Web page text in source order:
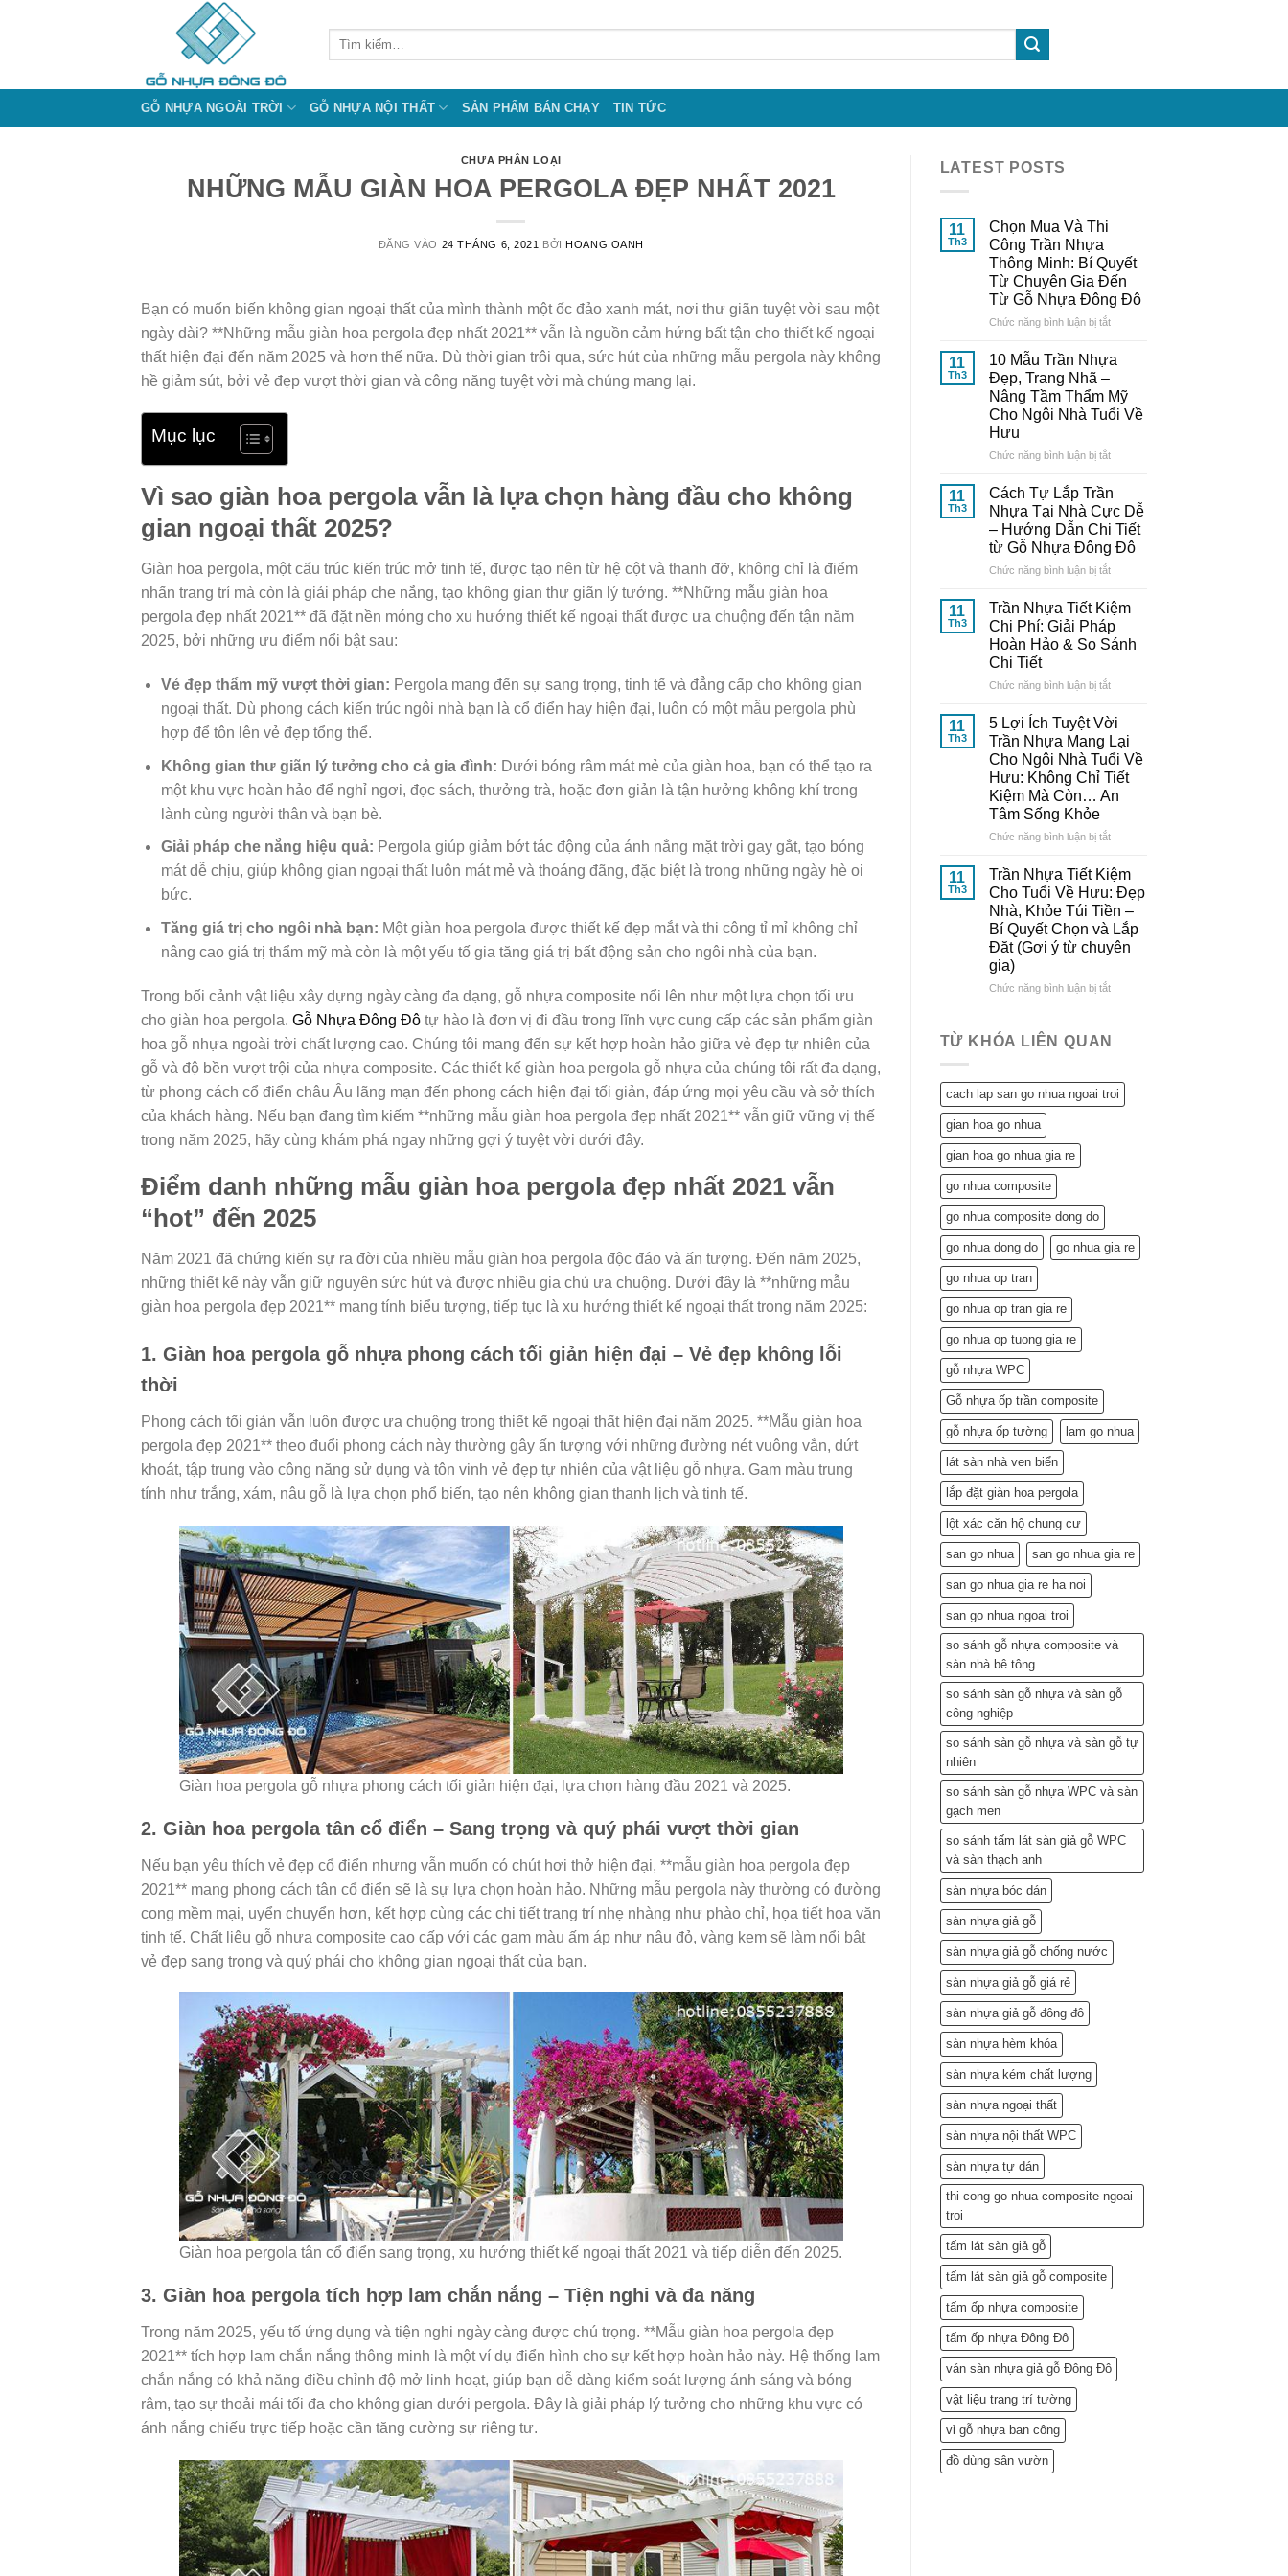
Tìm
GỖ NHỰA NGOÀI TRỜI GỖ NHỰA NỘI THẤT SẢN PHẨM BÁN CHẠY TIN TỨC
CHƯA PHÂN LOẠI
NHỮNG MẪU GIÀN HOA PERGOLA ĐẸP NHẤT 2021
ĐĂNG VÀO 24 THÁNG 6, 2021 BỞIHOANG OANH
Bạn có muốn biến không gian ngoại thất của mình thành một ốc đảo xanh mát, nơi thư giãn tuyệt vời sau một
ngày dài? **Những mẫu giàn hoa pergola đẹp nhất 2021** vẫn là nguồn cảm hứng bất tận cho thiết kế ngoại
thất hiện đại đến năm 2025 và hơn thế nữa. Dù thời gian trôi qua, sức hút của những mẫu pergola này không
hề giảm sút, bởi vẻ đẹp vượt thời gian và công năng tuyệt vời mà chúng mang lại.
Mục lục
Vì sao giàn hoa pergola vẫn là lựa chọn hàng đầu cho không
gian ngoại thất 2025?
Giàn hoa pergola, một cấu trúc kiến trúc mở tinh tế, được tạo nên từ hệ cột và thanh đỡ, không chỉ là điểm
nhấn trang trí mà còn là giải pháp che nắng, tạo không gian thư giãn lý tưởng. **Những mẫu giàn hoa
pergola đẹp nhất 2021** đã đặt nền móng cho xu hướng thiết kế ngoại thất được ưa chuộng đến tận năm
2025, bởi những ưu điểm nổi bật sau:
Vẻ đẹp thẩm mỹ vượt thời gian: Pergola mang đến sự sang trọng, tinh tế và đẳng cấp cho không gian
ngoại thất. Dù phong cách kiến trúc ngôi nhà bạn là cổ điển hay hiện đại, luôn có một mẫu pergola phù
hợp để tôn lên vẻ đẹp tổng thể.
Không gian thư giãn lý tưởng cho cả gia đình: Dưới bóng râm mát mẻ của giàn hoa, bạn có thể tạo ra
một khu vực hoàn hảo để nghỉ ngơi, đọc sách, thưởng trà, hoặc đơn giản là tận hưởng không khí trong
lành cùng người thân và bạn bè.
Giải pháp che nắng hiệu quả: Pergola giúp giảm bớt tác động của ánh nắng mặt trời gay gắt, tạo bóng
mát dễ chịu, giúp không gian ngoại thất luôn mát mẻ và thoáng đãng, đặc biệt là trong những ngày hè oi
bức.
Tăng giá trị cho ngôi nhà bạn: Một giàn hoa pergola được thiết kế đẹp mắt và thi công tỉ mỉ không chỉ
nâng cao giá trị thẩm mỹ mà còn là một yếu tố gia tăng giá trị bất động sản cho ngôi nhà của bạn.
Trong bối cảnh vật liệu xây dựng ngày càng đa dạng, gỗ nhựa composite nổi lên như một lựa chọn tối ưu
cho giàn hoa pergola. Gỗ Nhựa Đông Đô tự hào là đơn vị đi đầu trong lĩnh vực cung cấp các sản phẩm giàn
hoa gỗ nhựa ngoài trời chất lượng cao. Chúng tôi mang đến sự kết hợp hoàn hảo giữa vẻ đẹp tự nhiên của
gỗ và độ bền vượt trội của nhựa composite. Các thiết kế giàn hoa pergola gỗ nhựa của chúng tôi rất đa dạng,
từ phong cách cổ điển châu Âu lãng mạn đến phong cách hiện đại tối giản, đáp ứng mọi yêu cầu và sở thích
của khách hàng. Nếu bạn đang tìm kiếm **những mẫu giàn hoa pergola đẹp nhất 2021** vẫn giữ vững vị thế
trong năm 2025, hãy cùng khám phá ngay những gợi ý tuyệt vời dưới đây.
Điểm danh những mẫu giàn hoa pergola đẹp nhất 2021 vẫn
“hot” đến 2025
Năm 2021 đã chứng kiến sự ra đời của nhiều mẫu giàn hoa pergola độc đáo và ấn tượng. Đến năm 2025,
những thiết kế này vẫn giữ nguyên sức hút và được nhiều gia chủ ưa chuộng. Dưới đây là **những mẫu
giàn hoa pergola đẹp 2021** mang tính biểu tượng, tiếp tục là xu hướng thiết kế ngoại thất trong năm 2025:
1. Giàn hoa pergola gỗ nhựa phong cách tối giản hiện đại – Vẻ đẹp không lỗi
thời
Phong cách tối giản vẫn luôn được ưa chuộng trong thiết kế ngoại thất hiện đại năm 2025. **Mẫu giàn hoa
pergola đẹp 2021** theo đuổi phong cách này thường gây ấn tượng với những đường nét vuông vắn, dứt
khoát, tập trung vào công năng sử dụng và tôn vinh vẻ đẹp tự nhiên của vật liệu gỗ nhựa. Gam màu trung
tính như trắng, xám, nâu gỗ là lựa chọn phổ biến, tạo nên không gian thanh lịch và tinh tế.
Giàn hoa pergola gỗ nhựa phong cách tối giản hiện đại, lựa chọn hàng đầu 2021 và 2025.
2. Giàn hoa pergola tân cổ điển – Sang trọng và quý phái vượt thời gian
Nếu bạn yêu thích vẻ đẹp cổ điển nhưng vẫn muốn có chút hơi thở hiện đại, **mẫu giàn hoa pergola đẹp
2021** mang phong cách tân cổ điển sẽ là sự lựa chọn hoàn hảo. Những mẫu pergola này thường có đường
cong mềm mại, uyển chuyển hơn, kết hợp cùng các chi tiết trang trí nhẹ nhàng như phào chỉ, họa tiết hoa văn
tinh tế. Chất liệu gỗ nhựa composite cao cấp với các gam màu ấm áp như nâu đỏ, vàng kem sẽ làm nổi bật
vẻ đẹp sang trọng và quý phái cho không gian ngoại thất của bạn.
Giàn hoa pergola tân cổ điển sang trọng, xu hướng thiết kế ngoại thất 2021 và tiếp diễn đến 2025.
3. Giàn hoa pergola tích hợp lam chắn nắng – Tiện nghi và đa năng
Trong năm 2025, yếu tố ứng dụng và tiện nghi ngày càng được chú trọng. **Mẫu giàn hoa pergola đẹp
2021** tích hợp lam chắn nắng thông minh là một ví dụ điển hình cho sự kết hợp hoàn hảo này. Hệ thống lam
chắn nắng có khả năng điều chỉnh độ mở linh hoạt, giúp bạn dễ dàng kiểm soát lượng ánh sáng và bóng
râm, tạo sự thoải mái tối đa cho không gian dưới pergola. Đây là giải pháp lý tưởng cho những khu vực có
ánh nắng chiếu trực tiếp hoặc cần tăng cường sự riêng tư.
LATEST POSTS
11
Th3
Chọn Mua Và Thi
Công Trần Nhựa
Thông Minh: Bí Quyết
Từ Chuyên Gia Đến
Từ Gỗ Nhựa Đông Đô
Chức năng bình luận bị tắtở
Công
Trần
Thông
Quyết
Từ
Chuyên
Gia
Đến
Nhựa
Đông
Đô
11
Th3
10 Mẫu Trần Nhựa
Đẹp, Trang Nhã –
Nâng Tầm Thẩm Mỹ
Cho Ngôi Nhà Tuổi Về
Hưu
Chức năng bình luận bị tắtở
Trần
Nhựa
Đẹp,
Trang
Nhã
Nâng
Tầm
Thẩm
Mỹ
Ngôi
Tuổi
Về
Hưu
11
Th3
Cách Tự Lắp Trần
Nhựa Tại Nhà Cực Dễ
– Hướng Dẫn Chi Tiết
từ Gỗ Nhựa Đông Đô
Chức năng bình luận bị tắtở
Tự
Lắp
Trần
Nhựa
Nhà
Dễ
–
Hướng
Dẫn
Chi
Tiết
Đô
11
Th3
Trần Nhựa Tiết Kiệm
Chi Phí: Giải Pháp
Hoàn Hảo & So Sánh
Chi Tiết
Chức năng bình luận bị tắtở
Nhựa
Tiết
Kiệm
Chi
Phí:
Giải
So
Sánh
Chi
Tiết
11
Th3
5 Lợi Ích Tuyệt Vời
Trần Nhựa Mang Lại
Cho Ngôi Nhà Tuổi Về
Hưu: Không Chỉ Tiết
Kiệm Mà Còn… An
Tâm Sống Khỏe
Chức năng bình luận bị tắtở
Lợi
Ích
Tuyệt
Vời
Trần
Nhựa
Tuổi
Hưu:
Không
Khỏe
11
Th3
Trần Nhựa Tiết Kiệm
Cho Tuổi Về Hưu: Đẹp
Nhà, Khỏe Túi Tiền –
Bí Quyết Chọn và Lắp
Đặt (Gợi ý từ chuyên
gia)
Chức năng bình luận bị tắtở
Tiết
Tuổi
Về
Quyết
Chọn
TỪ KHÓA LIÊN QUAN
cach lap san go nhua ngoai troi
gian hoa go nhua
gian hoa go nhua gia re
go nhua composite
go nhua composite dong do
go nhua dong do go nhua gia re
go nhua op tran
go nhua op tran gia re
go nhua op tuong gia re
gỗ nhựa WPC
Gỗ nhựa ốp trần composite
gỗ nhựa ốp tường lam go nhua
lát sàn nhà ven biển
lắp đặt giàn hoa pergola
lột xác căn hộ chung cư
san go nhua san go nhua gia re
san go nhua gia re ha noi
san go nhua ngoai troi
so sánh gỗ nhựa composite và
sàn nhà bê tông
so sánh sàn gỗ nhựa và sàn gỗ
công nghiệp
so sánh sàn gỗ nhựa và sàn gỗ tự
nhiên
so sánh sàn gỗ nhựa WPC và sàn
gạch men
so sánh tấm lát sàn giả gỗ WPC
và sàn thạch anh
sàn nhựa bóc dán
sàn nhựa giả gỗ
sàn nhựa giả gỗ chống nước
sàn nhựa giả gỗ giá rẻ
sàn nhựa giả gỗ đông đô
sàn nhựa hèm khóa
sàn nhựa kém chất lượng
sàn nhựa ngoại thất
sàn nhựa nội thất WPC
sàn nhựa tự dán
thi cong go nhua composite ngoai
troi
tấm lát sàn giả gỗ
tấm lát sàn giả gỗ composite
tấm ốp nhựa composite
tấm ốp nhựa Đông Đô
ván sàn nhựa giả gỗ Đông Đô
vật liệu trang trí tường
vỉ gỗ nhựa ban công
đồ dùng sân vườn